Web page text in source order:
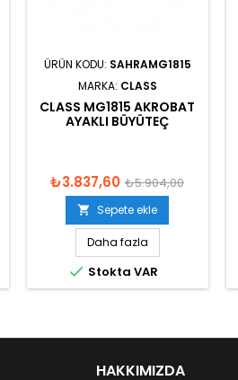
ÜRÜN KODU: SAHRAMG1815
MARKA: CLASS
CLASS MG1815 AKROBAT
AYAKLI BÜYÜTEÇ
₺3.837,60 ₺5.904,00
 Sepete ekle
Daha fazla
 Stokta VAR
HAKKIMIZDA